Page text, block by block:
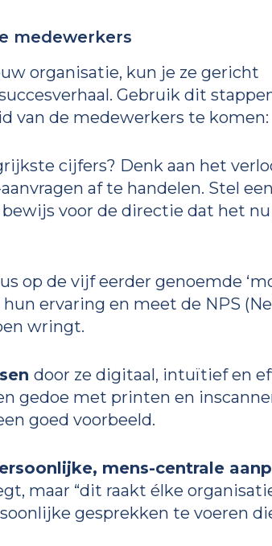
medewerkers
organisatie, kun je ze gericht
Gebruik dit
van de medewerkers te komen:
cijfers? Denk aan het
af te handelen. Stel een
bewijs voor de directie dat het
op de vijf eerder genoemde
ervaring en meet de NPS
wringt.
door ze digitaal, intuïtief en
gedoe met printen en
goed voorbeeld.
mens-centrale
maar “dit raakt élke
gesprekken te voeren